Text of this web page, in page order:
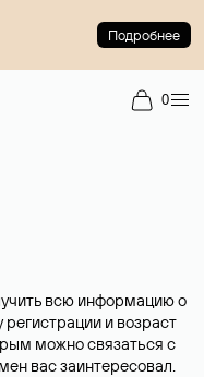
Подробнее
0
всю информацию о
и возраст
можно связаться с
вас заинтересовал.